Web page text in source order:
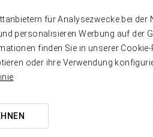
für Analysezwecke bei der
personalisieren Werbung auf der
finden Sie in unserer
oder ihre Verwendung